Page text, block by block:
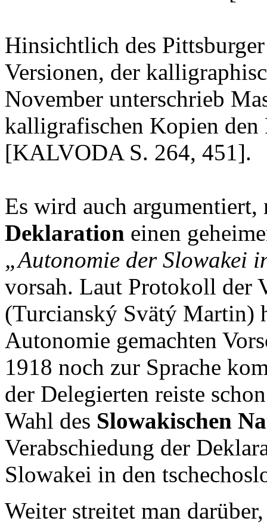
Hinsichtlich des
Versionen, der
November unterschrieb
kalligrafischen Kopien den
[KALVODA S. 264, 451].
Es wird auch argumentiert,
Deklaration einen
„Autonomie der Slowakei
vorsah. Laut Protokoll der
(Turcianský Svätý Martin)
Autonomie gemachten
1918 noch zur Sprache
der Delegierten reiste
Wahl des Slowakischen
Verabschiedung der
Slowakei in den
Weiter streitet man